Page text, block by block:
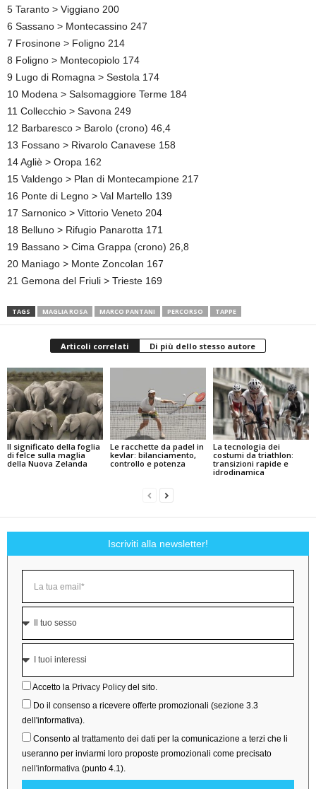
5 Taranto > Viggiano 200
6 Sassano > Montecassino 247
7 Frosinone > Foligno 214
8 Foligno > Montecopiolo 174
9 Lugo di Romagna > Sestola 174
10 Modena > Salsomaggiore Terme 184
11 Collecchio > Savona 249
12 Barbaresco > Barolo (crono) 46,4
13 Fossano > Rivarolo Canavese 158
14 Agliè > Oropa 162
15 Valdengo > Plan di Montecampione 217
16 Ponte di Legno > Val Martello 139
17 Sarnonico > Vittorio Veneto 204
18 Belluno > Rifugio Panarotta 171
19 Bassano > Cima Grappa (crono) 26,8
20 Maniago > Monte Zoncolan 167
21 Gemona del Friuli > Trieste 169
TAGS MAGLIA ROSA MARCO PANTANI PERCORSO TAPPE
Articoli correlati Di più dello stesso autore
Il significato della foglia
di felce sulla maglia
della Nuova Zelanda
Le racchette da padel in
kevlar: bilanciamento,
controllo e potenza
La tecnologia dei
costumi da triathlon:
transizioni rapide e
idrodinamica
Iscriviti alla newsletter!
Accetto la Privacy Policy del sito.
Do il consenso a ricevere offerte promozionali (sezione 3.3
dell'informativa).
Consento al trattamento dei dati per la comunicazione a terzi che li
useranno per inviarmi loro proposte promozionali come precisato
nell'informativa (punto 4.1).